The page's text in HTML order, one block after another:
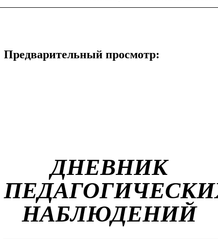
Предварительный просмотр:
ДНЕВНИК
НАБЛЮДЕНИЙ